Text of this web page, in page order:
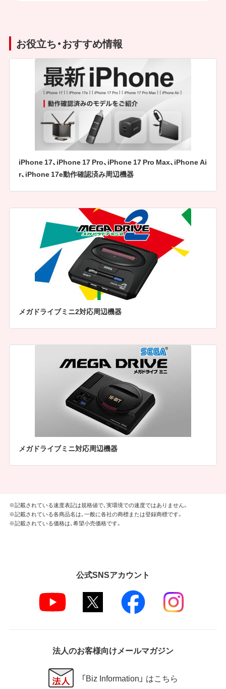
お役立ち・おすすめ情報
iPhone 17、iPhone 17 Pro、iPhone 17 Pro Max、iPhone Ai
r、iPhone 17e動作確認済み周辺機器
メガドライブミニ2対応周辺機器
メガドライブミニ対応周辺機器
※記載されている速度表記は規格値で、実環境での速度ではありません。
※記載されている各商品名は、一般に各社の商標または登録商標です。
※記載されている価格は、希望小売価格です。
公式SNSアカウント
法人のお客様向けメールマガジン
「Biz Information」 はこちら